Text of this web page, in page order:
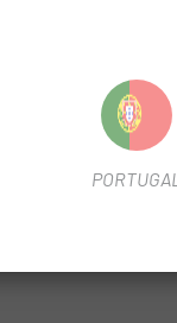
PORTUGAL